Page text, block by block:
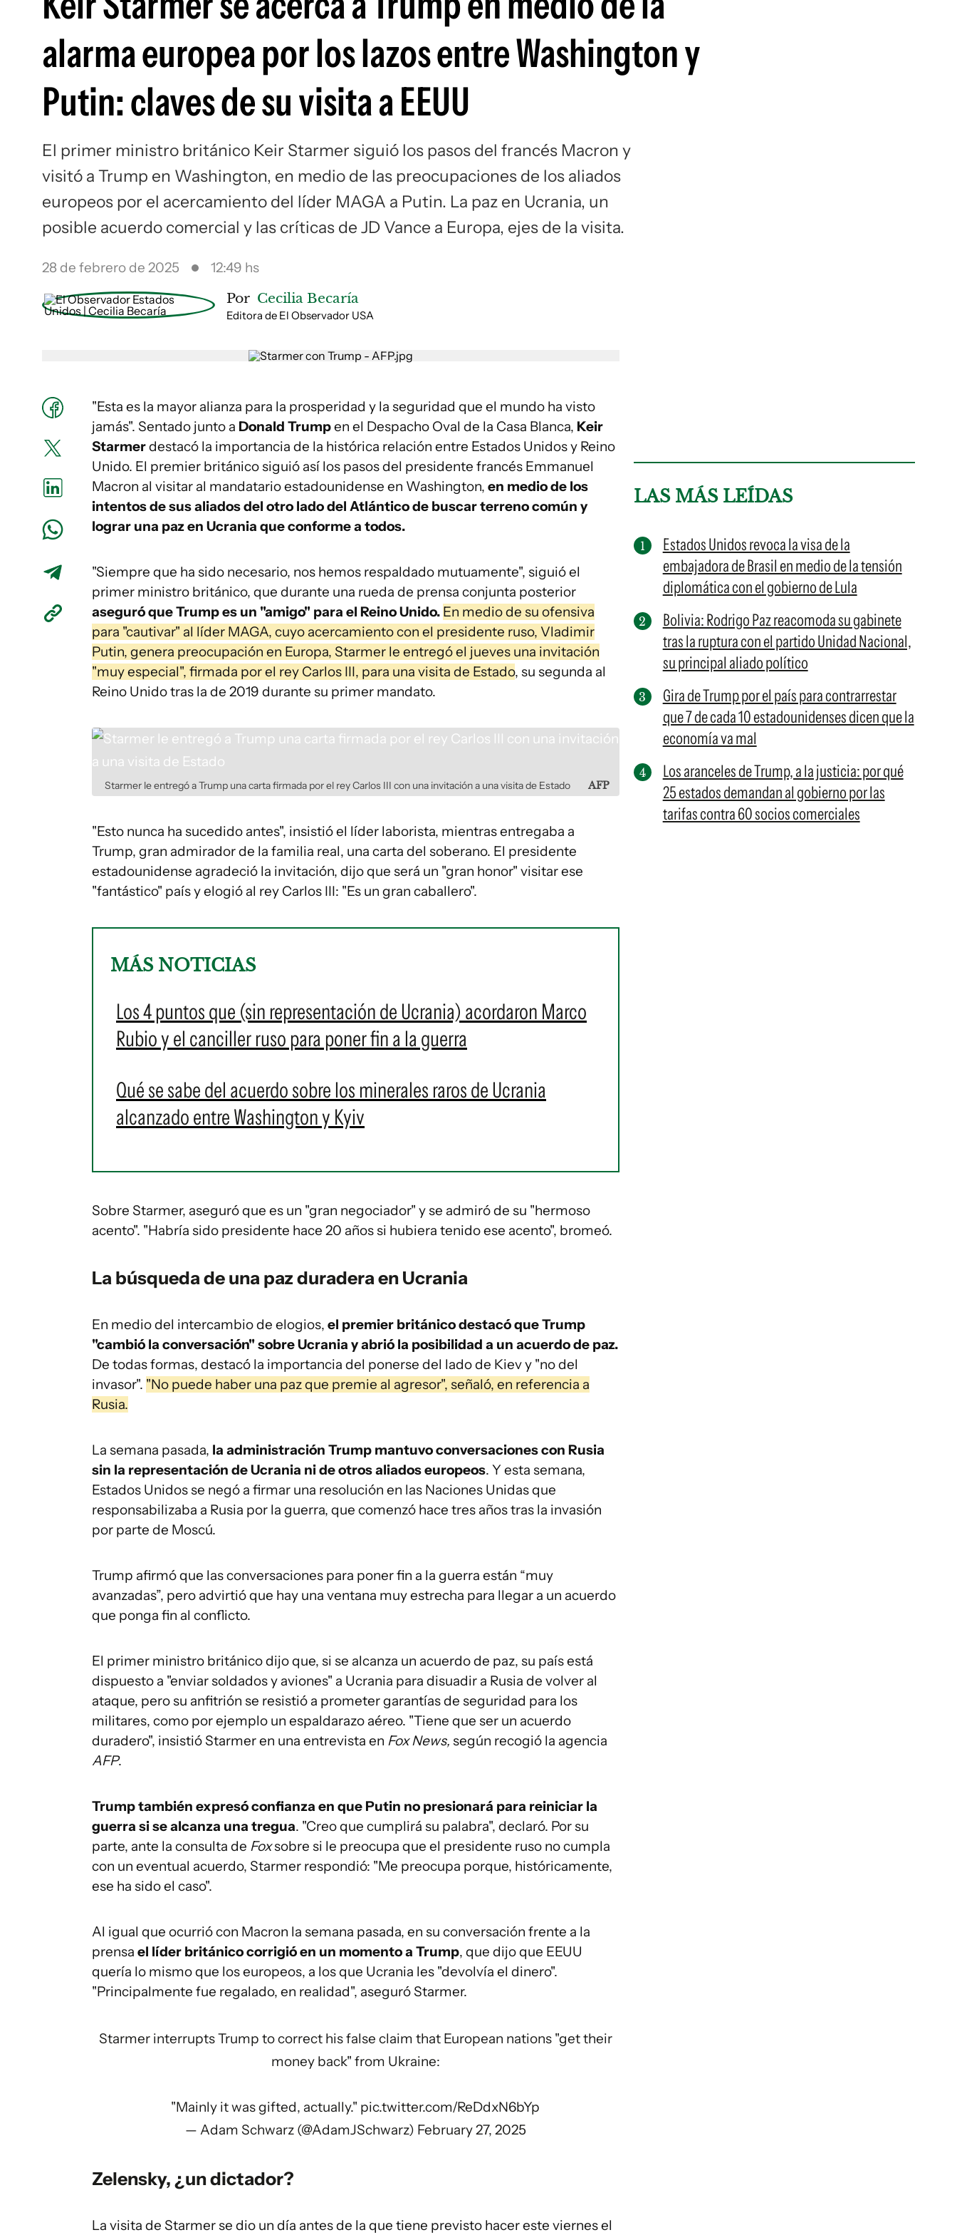
Siguenos en:
alarma europea por los lazos entre Washington y
Putin: claves de su visita a EEUU
El primer ministro británico Keir Starmer siguió los pasos del francés Macron y
visitó a Trump en Washington, en medio de las preocupaciones de los aliados
europeos por el acercamiento del líder MAGA a Putin. La paz en Ucrania, un
posible acuerdo comercial y las críticas de JD Vance a Europa, ejes de la visita.
28 de febrero de 2025 12:49 hs
Por Cecilia Becaría
Editora de El Observador USA
"Esta es la mayor alianza para la prosperidad y la seguridad que el mundo ha visto
jamás". Sentado junto a Donald Trumpen el Despacho Oval de la Casa Blanca, Keir
Starmerdestacó la importancia de la histórica relación entre Estados Unidos y Reino
Unido. El premier británico siguió así los pasos del presidente francés Emmanuel
Macron al visitar al mandatario estadounidense en Washington, en medio de los
intentos de sus aliados del otro lado del Atlántico de buscar terreno común y
lograr una paz en Ucrania que conforme a todos.
"Siempre que ha sido necesario, nos hemos respaldado mutuamente", siguió el
primer ministro británico, que durante una rueda de prensa conjunta posterior
aseguró que Trump es un "amigo" para el Reino Unido. En medio de su ofensiva
para "cautivar" al líder MAGA, cuyo acercamiento con el presidente ruso, Vladimir
Putin, genera preocupación en Europa, Starmer le entregó el jueves una invitación
"muy especial", firmada por el rey Carlos III, para una visita de Estado, su segunda al
Reino Unido tras la de 2019 durante su primer mandato.
Starmer le entregó a Trump una carta firmada por el rey Carlos III con una invitación a una visita de Estado AFP
"Esto nunca ha sucedido antes", insistió el líder laborista, mientras entregaba a
Trump, gran admirador de la familia real, una carta del soberano. El presidente
estadounidense agradeció la invitación, dijo que será un "gran honor" visitar ese
"fantástico" país y elogió al rey Carlos III: "Es un gran caballero".
MÁS NOTICIAS
Los 4 puntos que (sin representación de Ucrania) acordaron Marco
Rubio y el canciller ruso para poner fin a la guerra
Qué se sabe del acuerdo sobre los minerales raros de Ucrania
alcanzado entre Washington y Kyiv
Sobre Starmer, aseguró que es un "gran negociador" y se admiró de su "hermoso
acento". "Habría sido presidente hace 20 años si hubiera tenido ese acento", bromeó.
La búsqueda de una paz duradera en Ucrania
En medio del intercambio de elogios, el premier británico destacó que Trump
"cambió la conversación" sobre Ucrania y abrió la posibilidad a un acuerdo de paz.
De todas formas, destacó la importancia del ponerse del lado de Kiev y "no del
invasor". "No puede haber una paz que premie al agresor", señaló, en referencia a
Rusia.
La semana pasada, la administración Trump mantuvo conversaciones con Rusia
sin la representación de Ucrania ni de otros aliados europeos. Y esta semana,
Estados Unidos se negó a firmar una resolución en las Naciones Unidas que
responsabilizaba a Rusia por la guerra, que comenzó hace tres años tras la invasión
por parte de Moscú.
Trump afirmó que las conversaciones para poner fin a la guerra están “muy
avanzadas”, pero advirtió que hay una ventana muy estrecha para llegar a un acuerdo
que ponga fin al conflicto.
El primer ministro británico dijo que, si se alcanza un acuerdo de paz, su país está
dispuesto a "enviar soldados y aviones" a Ucrania para disuadir a Rusia de volver al
ataque, pero su anfitrión se resistió a prometer garantías de seguridad para los
militares, como por ejemplo un espaldarazo aéreo. "Tiene que ser un acuerdo
duradero", insistió Starmeren una entrevista en Fox News, según recogió la agencia
AFP.
Trump también expresó confianza en que Putin no presionará para reiniciar la
guerra si se alcanza una tregua. "Creo que cumplirá su palabra", declaró. Por su
parte, ante la consulta de Foxsobre si le preocupa que el presidente ruso no cumpla
con un eventual acuerdo, Starmer respondió: "Me preocupa porque, históricamente,
ese ha sido el caso".
Al igual que ocurrió con Macron la semana pasada, en su conversación frente a la
prensa el líder británico corrigió en un momento a Trump, que dijo que EEUU
quería lo mismo que los europeos, a los que Ucrania les "devolvía el dinero".
"Principalmente fue regalado, en realidad", aseguró Starmer.
Starmer interrupts Trump to correct his false claim that European nations "get their
money back" from Ukraine:
"Mainly it was gifted, actually." pic.twitter.com/ReDdxN6bYp
— Adam Schwarz (@AdamJSchwarz) February 27, 2025
Zelensky, ¿un dictador?
La visita de Starmer se dio un día antes de la que tiene previsto hacer este viernes el
LAS MÁS LEÍDAS
Estados Unidos revoca la visa de la
embajadora de Brasil en medio de la tensión
diplomática con el gobierno de Lula
Bolivia: Rodrigo Paz reacomoda su gabinete
tras la ruptura con el partido Unidad Nacional,
su principal aliado político
Gira de Trump por el país para contrarrestar
que 7 de cada 10 estadounidenses dicen que la
economía va mal
Los aranceles de Trump, a la justicia: por qué
25 estados demandan al gobierno por las
tarifas contra 60 socios comerciales